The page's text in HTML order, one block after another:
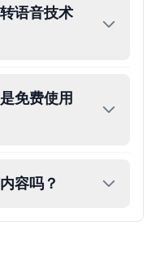
语音技术
免费使用
容吗？